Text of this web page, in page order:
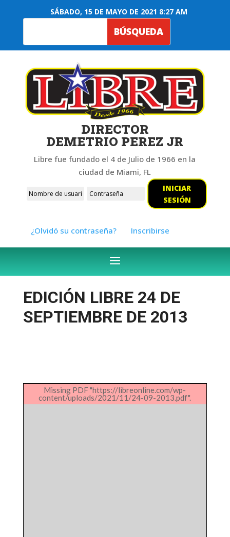
SÁBADO, 15 DE MAYO DE 2021 8:27 AM
DIRECTOR
DEMETRIO PEREZ JR
Libre fue fundado el 4 de Julio de 1966 en la
ciudad de Miami, FL
INICIAR
SESIÓN
¿Olvidó su contraseña? Inscribirse
EDICIÓN LIBRE 24 DE
SEPTIEMBRE DE 2013
Missing PDF "https://libreonline.com/wp-
content/uploads/2021/11/24-09-2013.pdf".